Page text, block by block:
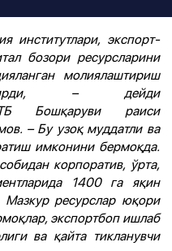
институтлари, экспорт-
бозори ресурсларини
молиялаштириш
– дейди
Бошқаруви раиси
– Бу узоқ муддатли ва
имконини бермоқда.
корпоратив, ўрта,
1400 га яқин
Мазкур ресурслар юқори
экспортбоп ишлаб
ва қайта тикланувчи